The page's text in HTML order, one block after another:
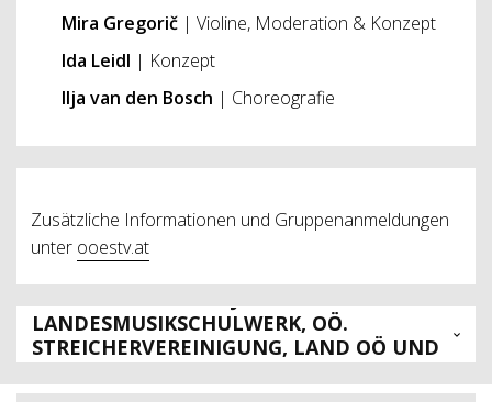
Mira Gregorič | Violine, Moderation & Konzept
Ida Leidl | Konzept
Ilja van den Bosch | Choreografie
Zusätzliche Informationen und Gruppenanmeldungen
unter ooestv.at
LANDESMUSIKSCHULWERK, OÖ.
STREICHERVEREINIGUNG, LAND OÖ UND
BRUCKNERHAUS LINZ